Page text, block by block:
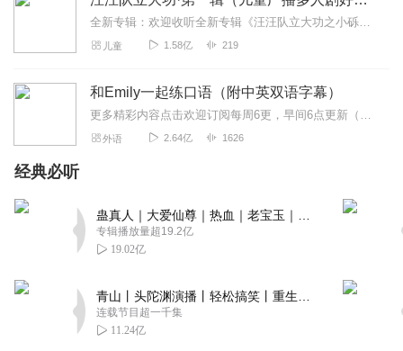
全新专辑：欢迎收听全新专辑《汪汪队立大功之小砾与工程家族》，小朋友们快来收听赢大礼吧！内容简介：在小男孩莱德的训练下，六只来自不同地域和不同种族的狗狗组成了一支...
儿童 1.58亿 219
和Emily一起练口语（附中英双语字幕）
更多精彩内容点击欢迎订阅每周6更，早间6点更新（记得起床收听哦~）节目亮点练习英语口语最要注意循序渐进，那些简单生活口语，往往最实用。1.每日精选高频率实用句...
外语 2.64亿 1626
经典必听
专辑播放量超19.2亿
19.02亿
连载节目超一千集
11.24亿